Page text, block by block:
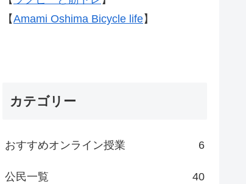
【Amami Oshima Bicycle life】
カテゴリー
おすすめオンライン授業 6
公民一覧 40